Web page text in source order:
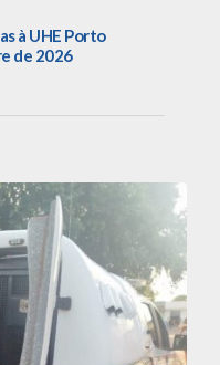
à UHE Porto
de 2026